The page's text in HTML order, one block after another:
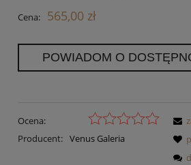
Cena: 565,00 zł
POWIADOM O
Ocena:
Producent: Venus Galeria